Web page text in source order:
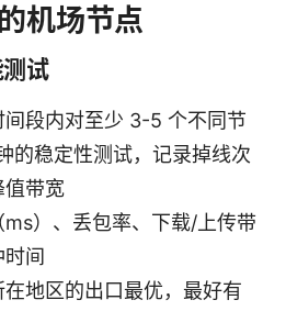
机场节点
试
段内对至少 3-5 个不同节
的稳定性测试，记录掉线次
值带宽
）、丢包率、下载/上传带
时间
地区的出口最优，最好有